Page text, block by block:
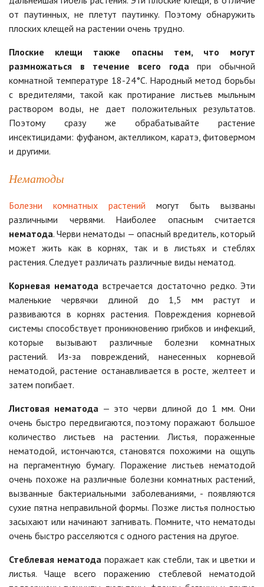
от паутинных, не плетут паутинку. Поэтому обнаружить
плоских клещей на растении очень трудно.
Плоские клещи также опасны тем, что могут
размножаться в течение всего годапри обычной
комнатной температуре 18-24°С. Народный метод борьбы
с вредителями, такой как протирание листьев мыльным
раствором воды, не дает положительных результатов.
Поэтому сразу же обрабатывайте растение
инсектицидами: фуфаном, актелликом, каратэ, фитовермом
и другими.
Нематоды
Болезни комнатных растений могут быть вызваны
различными червями. Наиболее опасным считается
нематода. Черви нематоды — опасный вредитель, который
может жить как в корнях, так и в листьях и стеблях
растения. Следует различать различные виды нематод.
Корневая нематода встречается достаточно редко. Эти
маленькие червячки длиной до 1,5 мм растут и
развиваются в корнях растения. Повреждения корневой
системы способствует проникновению грибков и инфекций,
которые вызывают различные болезни комнатных
растений. Из-за повреждений, нанесенных корневой
нематодой, растение останавливается в росте, желтеет и
затем погибает.
Листовая нематода— это черви длиной до 1 мм. Они
очень быстро передвигаются, поэтому поражают большое
количество листьев на растении. Листья, пораженные
нематодой, истончаются, становятся похожими на ощупь
на пергаментную бумагу. Поражение листьев нематодой
очень похоже на различные болезни комнатных растений,
вызванные бактериальными заболеваниями, - появляются
сухие пятна неправильной формы. Позже листья полностью
засыхают или начинают загнивать. Помните, что нематоды
очень быстро расселяются с одного растения на другое.
Стеблевая нематодапоражает как стебли, так и цветки и
листья. Чаще всего поражению стеблевой нематодой